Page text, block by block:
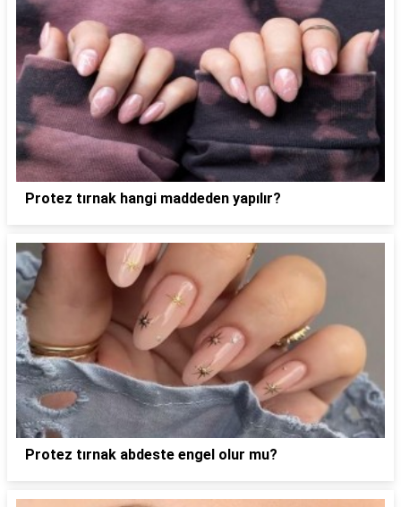
Protez tırnak hangi maddeden yapılır?
Protez tırnak abdeste engel olur mu?